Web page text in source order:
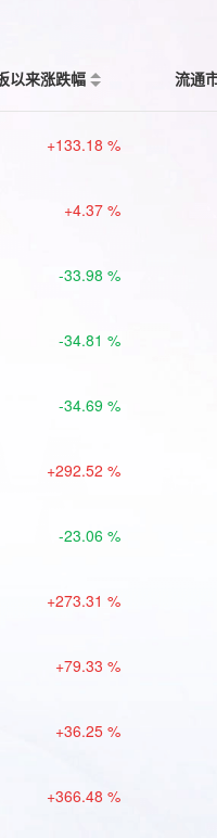
以来涨跌幅 流通
+133.18 %
+4.37 %
-33.98 %
-34.81 %
-34.69 %
+292.52 %
-23.06 %
+273.31 %
+79.33 %
+36.25 %
+366.48 %